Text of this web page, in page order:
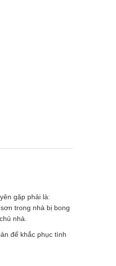
gặp phải là:
trong nhà bị bong
nhà.
để khắc phục tình